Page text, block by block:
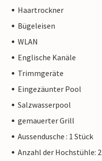
Haartrockner
Bügeleisen
WLAN
Englische Kanäle
Trimmgeräte
Eingezäunter Pool
Salzwasserpool
gemauerter Grill
Aussendusche : 1 Stück
Anzahl der Hochstühle: 2